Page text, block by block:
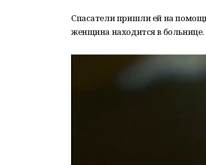
Спасатели пришли ей на
женщина находится в больнице.